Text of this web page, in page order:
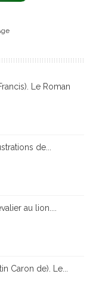
Le Roman
de...
au lion....
Caron de). Le...